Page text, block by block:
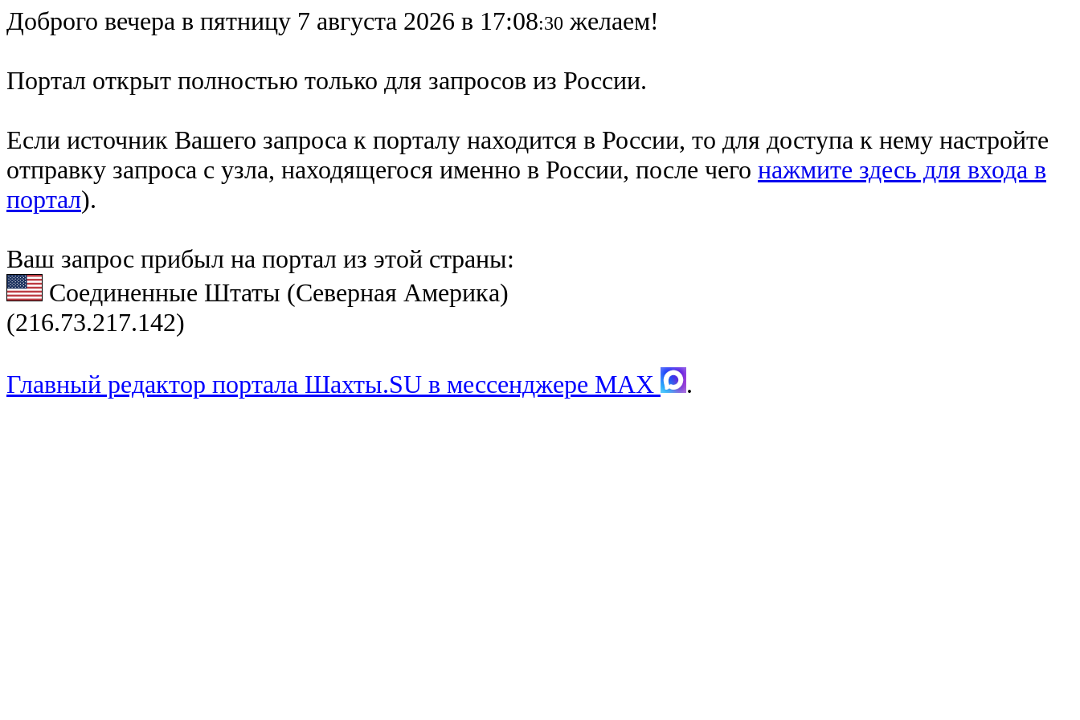
Доброго вечера в пятницу 7 августа 2026 в 17:08:30 желаем!
Портал открыт полностью только для запросов из России.
Если источник Вашего запроса к порталу находится в России, то для доступа к нему настройте
отправку запроса с узла, находящегося именно в России, после чего нажмите здесь для входа в
портал).
Ваш запрос прибыл на портал из этой страны:
Соединенные Штаты (Северная Америка)
(216.73.217.142)
Главный редактор портала Шахты.SU в мессенджере MAX .